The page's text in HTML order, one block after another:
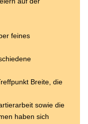
feines
Breite, die
sowie die
haben sich